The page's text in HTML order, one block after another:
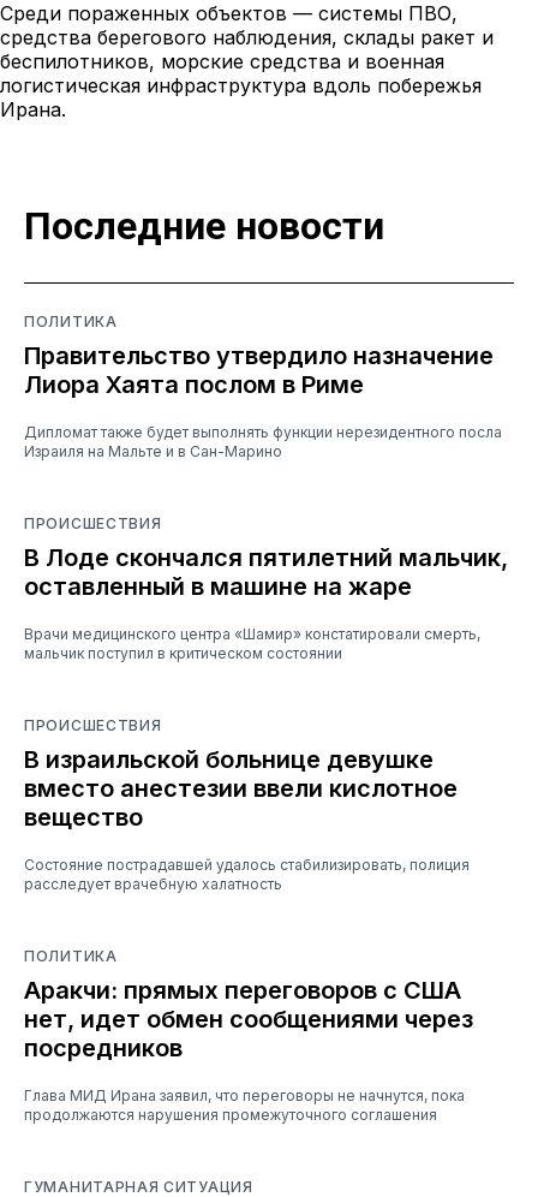
Среди пораженных объектов — системы ПВО,
средства берегового наблюдения, склады ракет и
беспилотников, морские средства и военная
логистическая инфраструктура вдоль побережья
Ирана.
Последние новости
ПОЛИТИКА
Правительство утвердило назначение
Лиора Хаята послом в Риме
Дипломат также будет выполнять функции нерезидентного посла
Израиля на Мальте и в Сан-Марино
ПРОИСШЕСТВИЯ
В Лоде скончался пятилетний мальчик,
оставленный в машине на жаре
Врачи медицинского центра «Шамир» констатировали смерть,
мальчик поступил в критическом состоянии
ПРОИСШЕСТВИЯ
В израильской больнице девушке
вместо анестезии ввели кислотное
вещество
Состояние пострадавшей удалось стабилизировать, полиция
расследует врачебную халатность
ПОЛИТИКА
Аракчи: прямых переговоров с США
нет, идет обмен сообщениями через
посредников
Глава МИД Ирана заявил, что переговоры не начнутся, пока
продолжаются нарушения промежуточного соглашения
ГУМАНИТАРНАЯ СИТУАЦИЯ